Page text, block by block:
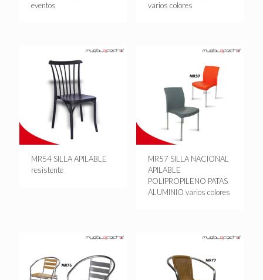
eventos
varios colores
MR54 SILLA APILABLE
resistente
MR57 SILLA NACIONAL
APILABLE
POLIPROPILENO PATAS
ALUMINIO varios colores